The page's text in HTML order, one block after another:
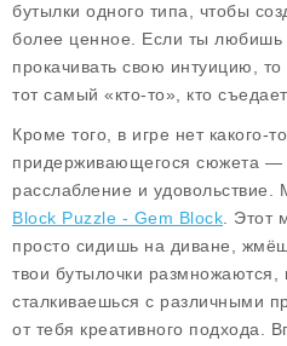
бутылки одного типа, чтобы
более ценное. Если ты любишь
прокачивать свою интуицию,
тот самый «кто-то», кто
Кроме того, в игре нет какого-
придерживающегося сюжета —
расслабление и
Block Puzzle - Gem Block . Этот
просто сидишь на диване,
твои бутылочки размножаются,
сталкиваешься с различными
от тебя креативного подхода.